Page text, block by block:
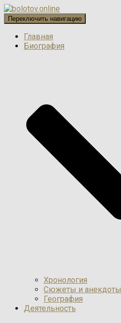
Переключить навигацию
Главная
Биография
Хронология
Сюжеты и анекдоты
География
Деятельность